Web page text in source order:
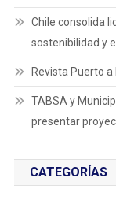
Chile consolida
sostenibilidad y
Revista Puerto a
TABSA y
presentar
CATEGORÍAS